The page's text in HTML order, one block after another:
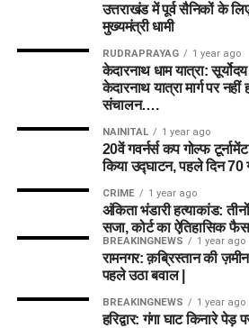
उत्तराखंड में पूर्व सैनिकों के
मुख्यमंत्री धामी
RUDRAPRAYAG 1 year ago
केदारनाथ धाम यात्रा:
केदारनाथ यात्रा मार्ग पर
संचालन….
NAINITAL 1 year ago
20वें गवर्नर्स कप गोल्फ
किया उद्घाटन, पहले दिन 70
CRIME 1 year ago
अंकिता भंडारी हत्याकांड:
सजा, कोर्ट का ऐतिहासिक
BREAKINGNEWS 1 year ago
रामनगर: क़ब्रिस्तान की
पहले उठा बवाल |
BREAKINGNEWS 1 year ago
हरिद्वार: गंगा घाट किनारे